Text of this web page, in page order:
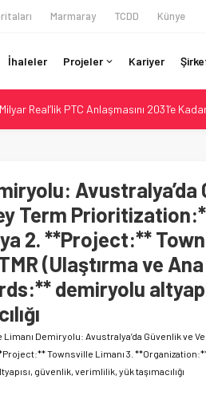
Marmaray TCDD Künye
İhaleler Projeler Kariyer
Real’lik PTC Anlaşmasını 2031’e
72,4 Milyon Dolarlık Alt Geçidi Başlattı
70. İstasyona Ulaşıldı
Proje Trafik Çilesini Bitiriyor
Avustralya’da
Term
2. **Project:**
(Ulaştırma ve
demiryolu
Demiryolu: Avustralya’da Güvenlik ve
Townsville Limanı 3. **Organization:**
güvenlik, verimlilik, yük taşımacılığı